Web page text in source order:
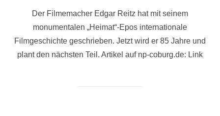
Der Filmemacher Edgar Reitz hat mit seinem
monumentalen „Heimat“-Epos internationale
Filmgeschichte geschrieben. Jetzt wird er 85 Jahre und
plant den nächsten Teil. Artikel auf np-coburg.de: Link